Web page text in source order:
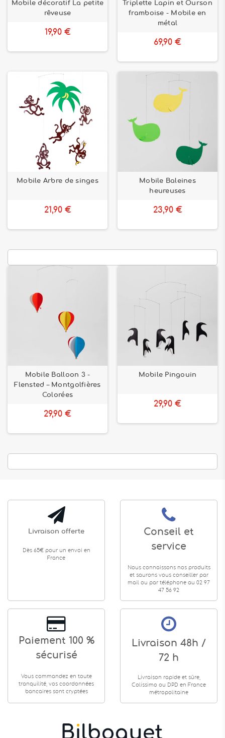
Mobile décoratif La petite
rêveuse
19,90 €
Triplette Lapin et Ourson
framboise - Mobile en
métal
69,90 €
Mobile Arbre de singes
21,90 €
Mobile Baleines
heureuses
23,90 €
Mobile Balloon 3 -
Flensted – Montgolfières
Colorées
29,90 €
Mobile Pingouin
29,90 €
Livraison offerte
Dès 65€ pour un envoi en
France
Conseil et
service
Nous connaissons nos produits
et saurons vous conseiller par
mail ou par téléphone au 02 97
47 56 92
Paiement 100 %
sécurisé
Vous commandez en toute
tranquilité, vos coordonnées
bancaires sont cryptées
Livraison 48h /
72 h
Livraison rapide et sûre,
Colissimo ou DPD en France
métropolitaine